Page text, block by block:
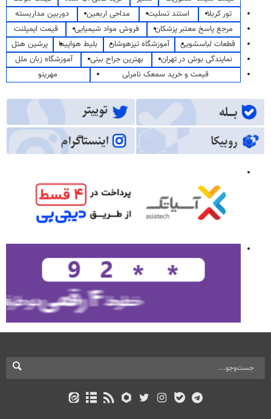
تور کربلا
استند تسلیت مداحی اربعین
دوربین مداربسته
مرجع پاسخ معتبر پزشکان
فروش مواد شیمیایی
قیمت ایمپلنت
قطعات لباسشویی
آموزشگاه تیزهوشان بلیط هواپیما
پرشین هتل
نمایندگی بوش در تهران
بهترین جراح بینی
آموزشگاه زبان ملل
قیمت و خرید سمعک نامرئی
مهرینو